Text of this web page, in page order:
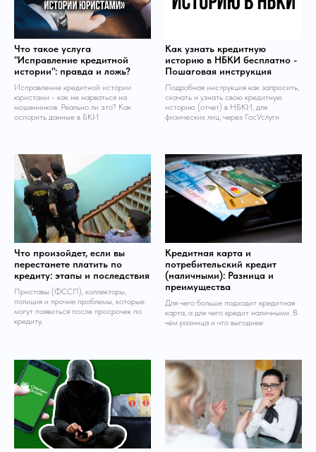
Что такое услуга
"Исправление кредитной
истории": правда и ложь?
Исправление кредитной истории
юристами - как не нарваться на
мошенников. Реально ли это? Как
оспорить данные в БКИ
Как узнать кредитную
историю в НБКИ бесплатно -
Пошаговая инструкция
Подробная инструкция как запросить,
скачать и узнать свою кредитную
историю (отчет) в НБКИ, для
физических лиц, через ГосУслуги
Что произойдет, если вы
перестанете платить по
кредиту: этапы и последствия
Приставы (ФССП), коллекторы,
полиция и прочие проблемы, которые
могут появиться после просрочек по
кредиту.
Кредитная карта и
потребительский кредит
(наличными): Разница и
преимущества
Для чего больше подходит кредитная
карта, а для чего кредит наличными. В
чём разница и что выгоднее